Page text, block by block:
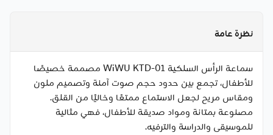
نظرة عامة
سماعة الرأس السلكية WiWU KTD-01 مصممة خصيصًا
للأطفال، تجمع بين حدود حجم صوت آمنة وتصميم ملون
ومقاس مريح لجعل الاستماع ممتعًا وخاليًا من القلق.
مصنوعة بمتانة ومواد صديقة للأطفال، فهي مثالية
للموسيقى والدراسة والترفيه.